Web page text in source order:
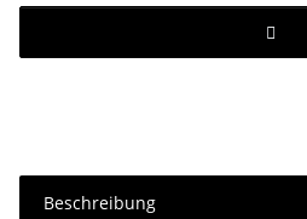
Beschreibung